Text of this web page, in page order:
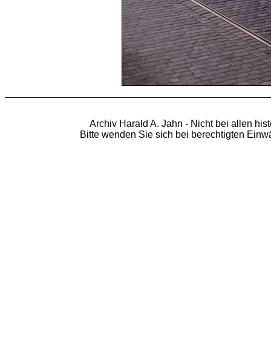
Archiv Harald A. Jahn - Nicht bei allen
Bitte wenden Sie sich bei berechtigten